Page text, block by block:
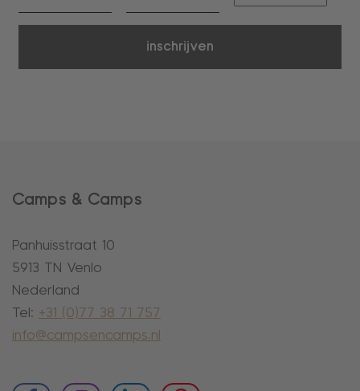
inschrijven
Camps & Camps
Panhuisstraat 10
5913 TN Venlo
Nederland
Tel: +31 (0)77 38 71 757
info@campsencamps.nl